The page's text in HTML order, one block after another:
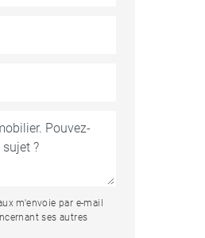
m'envoie par e-mail
ses autres